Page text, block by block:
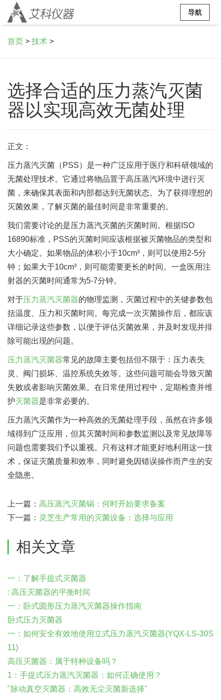
导航
首页 > 技术 >
选择合适的压力蒸汽灭菌
器以实现高效无菌处理
正文：
压力蒸汽灭菌（PSS）是一种广泛应用于医疗和科研领域的
无菌处理技术。它通过将物品置于高压蒸汽环境中进行灭
菌，来确保其表面和内部都达到无菌状态。为了获得理想的
灭菌效果，了解灭菌的最佳时间是非常重要的。
我们需要讨论的是压力蒸汽灭菌的灭菌时间。根据ISO
16890标准，PSS的灭菌时间应该根据被灭菌物品的类型和
大小确定。如果物品的体积小于10cm³，则可以使用2-5分
钟；如果大于10cm³，则可能需要更长的时间。一盒医用注
射器的灭菌时间通常为5-7分钟。
对于压力蒸汽灭菌器的物理监测，灭菌过程中的关键参数包
括温度、压力和灭菌时间。每完成一次灭菌操作后，都应该
详细记录这些参数，以便于评估灭菌效果，并及时发现并排
除可能出现的问题。
压力蒸汽灭菌器常见的故障主要包括但不限于：压力表失
灵、阀门损坏、温控系统失效等。这些问题可能会导致灭菌
失败或者影响灭菌效果。在日常使用过程中，定期检查并维
护灭菌器是非常必要的。
压力蒸汽灭菌作为一种高效的无菌处理手段，虽然在许多领
域得到广泛应用，但其灭菌时间和参数监测以及常见故障等
问题也需要我们予以重视。只有这样才能更好地利用这一技
术，保证灭菌质量和效率，同时避免因错误操作而产生的安
全隐患。
上一篇： 高压蒸汽灭菌锅：何时开始要求备案
下一篇： 灵芝生产常用的灭菌设备：选择与应用
相关文章
一：了解手提式灭菌器
: 高压灭菌器的平衡时间
一：卧式圆形压力蒸汽灭菌器操作指南
卧式压力灭菌器
一：如何安全有效地使用立式压力蒸汽灭菌器(YQX-LS-30S
11)
高压灭菌器：属于特种设备吗？
1：手提式压力蒸汽灭菌器：如何正确使用？
"脉动真空灭菌器：高效无尘灭菌新选择"